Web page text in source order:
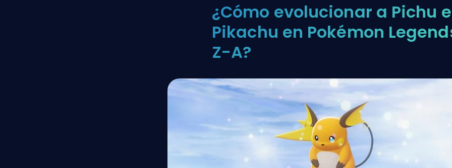
¿Cómo evolucionar a Pichu
Pikachu en Pokémon
Z-A?